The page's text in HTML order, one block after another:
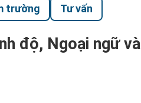
trường Tư vấn
độ, Ngoại ngữ và